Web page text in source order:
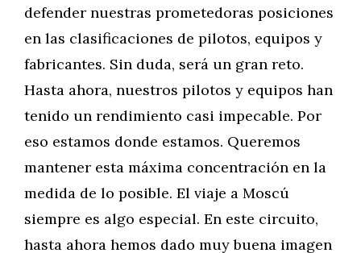
defender nuestras prometedoras posiciones
en las clasificaciones de pilotos, equipos y
fabricantes. Sin duda, será un gran reto.
Hasta ahora, nuestros pilotos y equipos han
tenido un rendimiento casi impecable. Por
eso estamos donde estamos. Queremos
mantener esta máxima concentración en la
medida de lo posible. El viaje a Moscú
siempre es algo especial. En este circuito,
hasta ahora hemos dado muy buena imagen